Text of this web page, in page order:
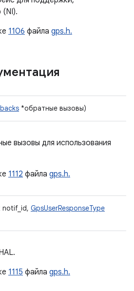
1106 файла gps.h.
*обратные вызовы)
вызовы для использования
1112 файла gps.h.
notif_id, GpsUserResponseType
1115 файла gps.h.